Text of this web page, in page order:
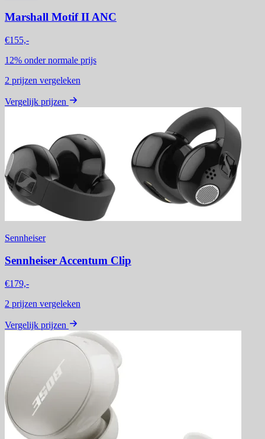
Marshall Motif II ANC
€155,-
12% onder normale prijs
2 prijzen vergeleken
Vergelijk prijzen
Sennheiser
Sennheiser Accentum Clip
€179,-
2 prijzen vergeleken
Vergelijk prijzen